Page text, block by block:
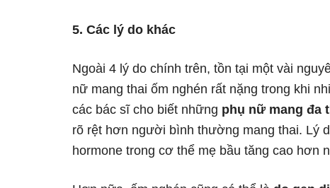
5. Các lý do khác
Ngoài 4 lý do chính trên, tồn tại một vài
nữ mang thai ốm nghén rất nặng trong khi
các bác sĩ cho biết những phụ nữ mang đa
rõ rệt hơn người bình thường mang thai. Lý
hormone trong cơ thể mẹ bầu tăng cao hơn